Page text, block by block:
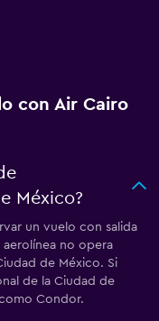
con Air Cairo
México?
un vuelo con salida
no opera
de México. Si
de la Ciudad de
Condor.